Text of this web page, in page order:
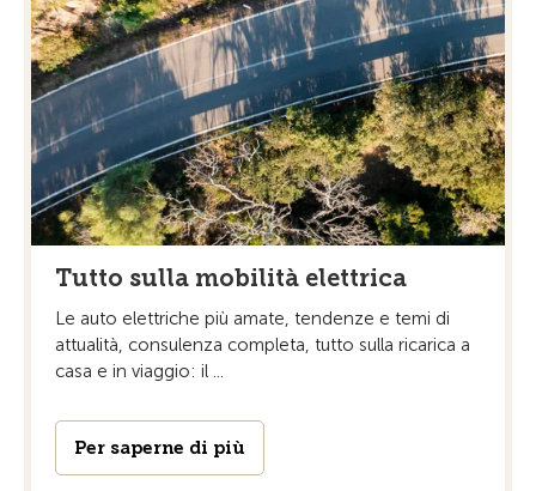
Tutto sulla mobilità elettrica
Le auto elettriche più amate, tendenze e temi di
attualità, consulenza completa, tutto sulla ricarica a
casa e in viaggio: il ...
Per saperne di più